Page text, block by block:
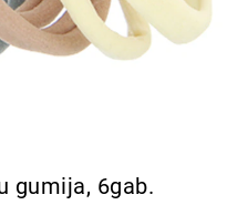
gumija, 6gab.